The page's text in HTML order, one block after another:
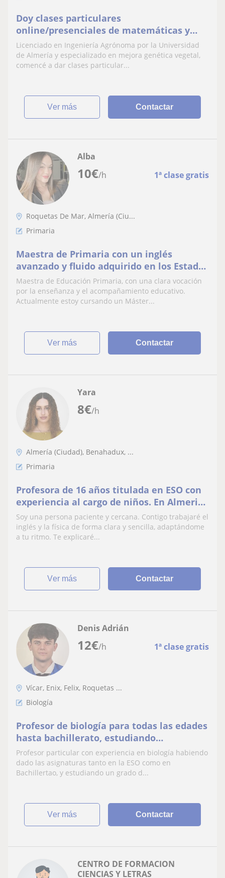
Doy clases particulares
online/presenciales de matemáticas y
biología
Licenciado en Ingeniería Agrónoma por la Universidad
de Almería y especializado en mejora genética vegetal,
comencé a dar clases particular...
ver más Contactar
10€/h 1ª clase gratis
Alba
Roquetas De Mar, Almería (Ciu...
Primaria
Maestra de Primaria con un inglés
avanzado y fluido adquirido en los Estados
Unidos. Puedo ofrecer todo tipo de
materias
Maestra de Educación Primaria, con una clara vocación
por la enseñanza y el acompañamiento educativo.
Actualmente estoy cursando un Máster...
ver más Contactar
8€/h
Yara
Almería (Ciudad), Benahadux, ...
Primaria
Profesora de 16 años titulada en ESO con
experiencia al cargo de niños. En Almeria
disponibilidad de clases de Inglés y Física.
Soy una persona paciente y cercana. Contigo trabajaré el
inglés y la física de forma clara y sencilla, adaptándome
a tu ritmo. Te explicaré...
ver más Contactar
12€/h 1ª clase gratis
Denis Adrián
Vícar, Enix, Felix, Roquetas ...
Biología
Profesor de biología para todas las edades
hasta bachillerato, estudiando
biotecnología que nos especializan en
biología
Profesor particular con experiencia en biología habiendo
dado las asignaturas tanto en la ESO como en
Bachillertao, y estudiando un grado d...
ver más Contactar
CENTRO DE FORMACION
CIENCIAS Y LETRAS